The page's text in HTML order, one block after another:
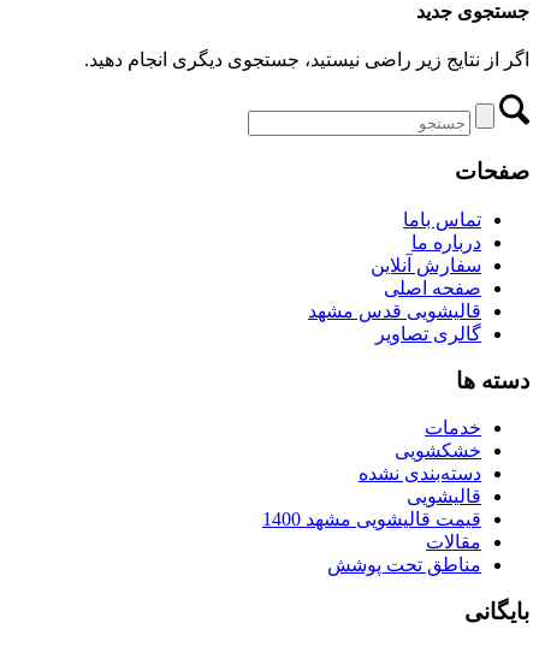
جستجوی جدید
اگر از نتایج زیر راضی نیستید، جستجوی دیگری انجام دهید.
صفحات
تماس باما
درباره ما
سفارش آنلاین
صفحه اصلی
قالیشویی قدس مشهد
گالری تصاویر
دسته ها
خدمات
خشکشویی
دسته‌بندی نشده
قالیشویی
قیمت قالیشویی مشهد 1400
مقالات
مناطق تحت پوشش
بایگانی